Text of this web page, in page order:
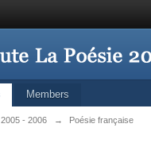
Members
- 2006 → Poésie française